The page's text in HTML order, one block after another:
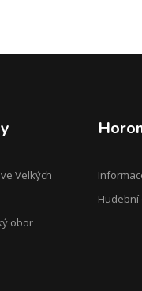
Velkých
obor
Hudební